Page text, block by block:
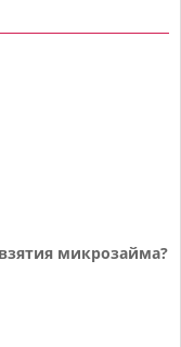
микрозайма?